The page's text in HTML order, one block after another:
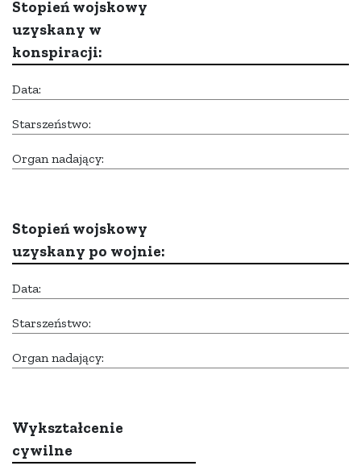
Stopień wojskowy
uzyskany w
konspiracji:
Data:
Starszeństwo:
Organ nadający:
Stopień wojskowy
uzyskany po wojnie:
Data:
Starszeństwo:
Organ nadający:
Wykształcenie
cywilne